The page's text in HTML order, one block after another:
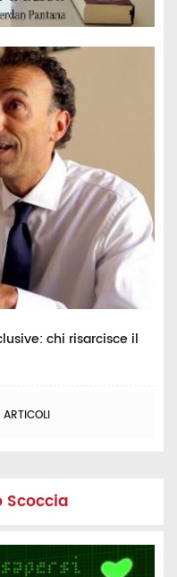
chi risarcisce il
Scoccia